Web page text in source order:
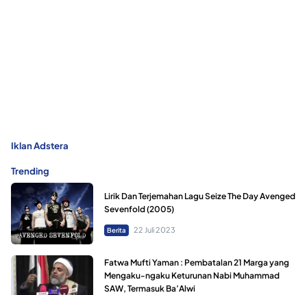
Iklan Adstera
Trending
Lirik Dan Terjemahan Lagu Seize The Day Avenged
Sevenfold (2005)
Berita 22 Juli 2023
Fatwa Mufti Yaman : Pembatalan 21 Marga yang
Mengaku-ngaku Keturunan Nabi Muhammad
SAW, Termasuk Ba’Alwi